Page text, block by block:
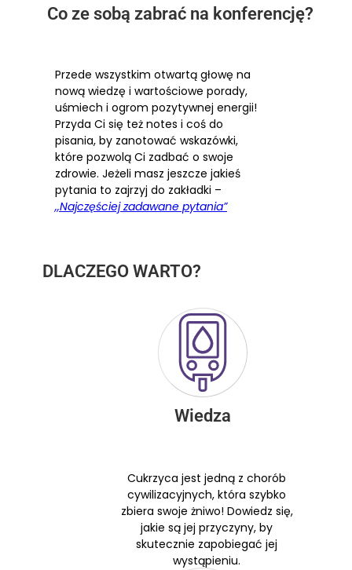
Co ze sobą zabrać na konferencję?
Przede wszystkim otwartą głowę na
nową wiedzę i wartościowe porady,
uśmiech i ogrom pozytywnej energii!
Przyda Ci się też notes i coś do
pisania, by zanotować wskazówki,
które pozwolą Ci zadbać o swoje
zdrowie. Jeżeli masz jeszcze jakieś
pytania to zajrzyj do zakładki –
,,Najczęściej zadawane pytania”
DLACZEGO WARTO?
Wiedza
Cukrzyca jest jedną z chorób
cywilizacyjnych, która szybko
zbiera swoje żniwo! Dowiedz się,
jakie są jej przyczyny, by
skutecznie zapobiegać jej
wystąpieniu.